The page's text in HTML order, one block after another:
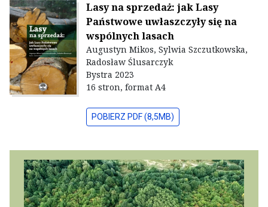
Lasy na sprzedaż: jak Lasy
Państwowe uwłaszczyły się na
wspólnych lasach
Augustyn Mikos, Sylwia Szczutkowska,
Radosław Ślusarczyk
Bystra 2023
16 stron, format A4
POBIERZ PDF (8,5MB)